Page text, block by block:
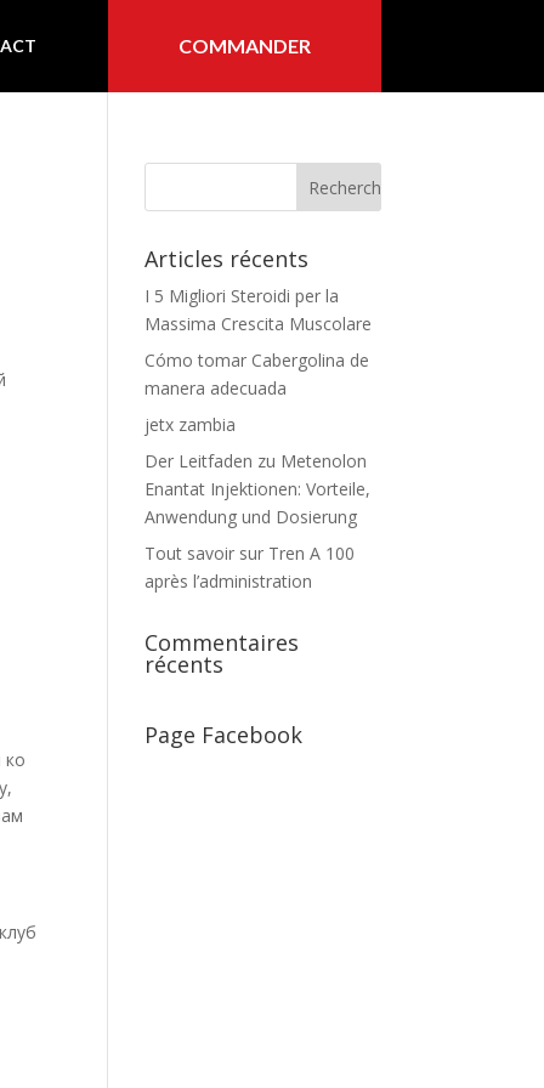
COMMANDER
ко
Articles récents
I 5 Migliori Steroidi per la
Massima Crescita Muscolare
Cómo tomar Cabergolina de
manera adecuada
jetx zambia
Der Leitfaden zu Metenolon
Enantat Injektionen: Vorteile,
Anwendung und Dosierung
Tout savoir sur Tren A 100
après l’administration
Commentaires
récents
Page Facebook